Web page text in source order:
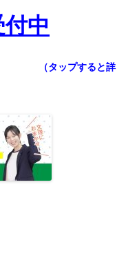
中
（タップすると詳